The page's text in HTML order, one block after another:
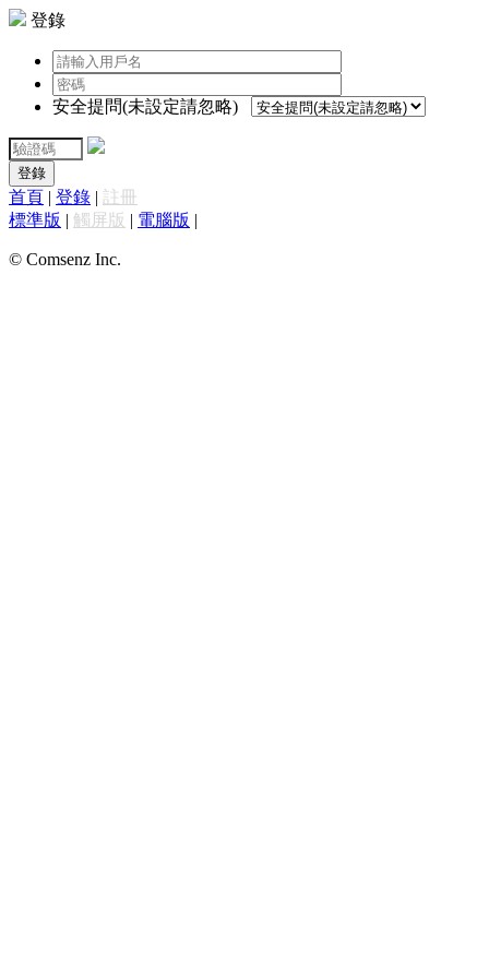
登錄
安全提問(未設定請忽略)
登錄
首頁 | 登錄 | 註冊
標準版 | 觸屏版 | 電腦版 |
© Comsenz Inc.